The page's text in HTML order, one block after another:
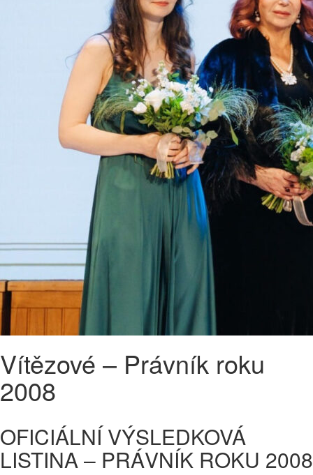
Vítězové – Právník roku
2008
OFICIÁLNÍ VÝSLEDKOVÁ
LISTINA – PRÁVNÍK ROKU 2008